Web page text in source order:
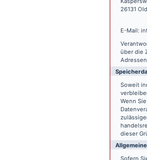
26131
E-Mail:
über die
Soweit
Wenn
dieser
Sofern